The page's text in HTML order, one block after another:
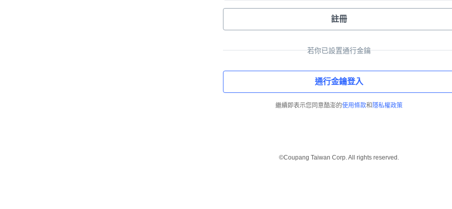
註冊
若你已設置通行金鑰
通行金鑰登入
繼續即表示您同意酷澎的使用條款和 隱私權政策
©Coupang Taiwan Corp. All rights reserved.